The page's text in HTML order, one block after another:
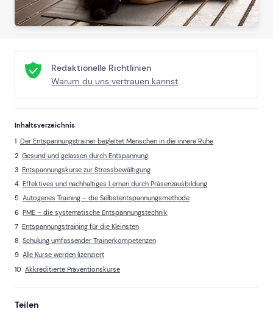
Redaktionelle Richtlinien
Warum du uns vertrauen kannst
Inhaltsverzeichnis
Der Entspannungstrainer begleitet Menschen in die innere Ruhe
Gesund und gelassen durch Entspannung
Entspannungskurse zur Stressbewältigung
Effektives und nachhaltiges Lernen durch Präsenzausbildung
Autogenes Training – die Selbstentspannungsmethode
PME – die systematische Entspannungstechnik
Entspannungstraining für die Kleinsten
Schulung umfassender Trainerkompetenzen
Alle Kurse werden lizenziert
Akkreditierte Präventionskurse
Teilen